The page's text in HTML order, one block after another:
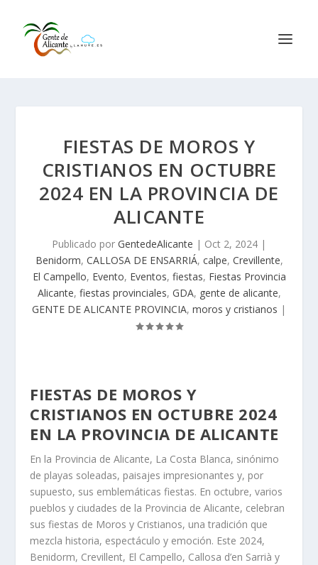
FIESTAS DE MOROS Y
CRISTIANOS EN OCTUBRE
2024 EN LA PROVINCIA DE
ALICANTE
Publicado por GentedeAlicante | Oct 2, 2024 |
Benidorm, CALLOSA DE ENSARRIÁ, calpe, Crevillente,
El Campello, Evento, Eventos, fiestas, Fiestas Provincia
Alicante, fiestas provinciales, GDA, gente de alicante,
GENTE DE ALICANTE PROVINCIA, moros y cristianos |
FIESTAS DE MOROS Y
CRISTIANOS EN OCTUBRE 2024
EN LA PROVINCIA DE ALICANTE
En la Provincia de Alicante, La Costa Blanca, sinónimo
de playas soleadas, paisajes impresionantes y, por
supuesto, sus emblemáticas fiestas. En octubre, varios
pueblos y ciudades de la Provincia de Alicante, celebran
sus fiestas de Moros y Cristianos, una tradición que
mezcla historia, espectáculo y emoción. Este 2024,
Benidorm, Crevillent, El Campello, Callosa d’en Sarrià y